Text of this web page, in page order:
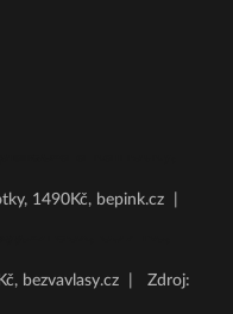
1490Kč, bepink.cz
bezvavlasy.cz
Zdroj: